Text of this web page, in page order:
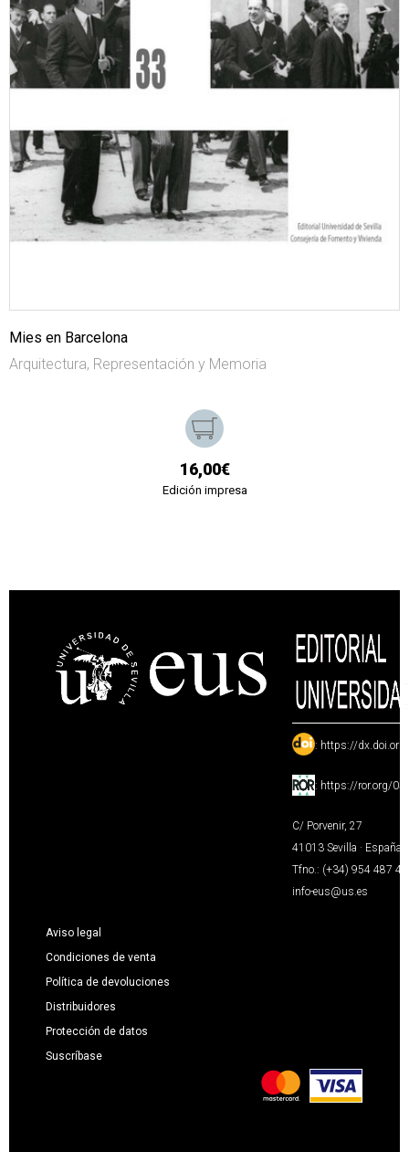
Mies en Barcelona
Arquitectura, Representación y Memoria
16,00€
Edición impresa
: https://
: https://ror.org/
C/ Porvenir, 27
41013 Sevilla · España
Tfno.: (+34) 954 487
info-eus@us.es
Aviso legal
Condiciones de venta
Política de devoluciones
Distribuidores
Protección de datos
Suscríbase